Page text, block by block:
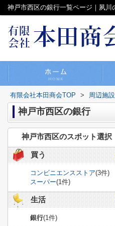
神戸市西区の銀行一覧ページ｜夙
有限会社本田商会TOP > 周辺施
神戸市西区の銀行
神戸市西区のスポット選択
買う
コンビニエンスストア(3件)
スーパー(1件)
生活
銀行(1件)